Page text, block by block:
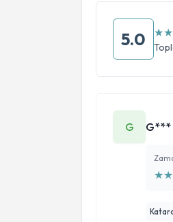
5.0 ★★
G G***
★★